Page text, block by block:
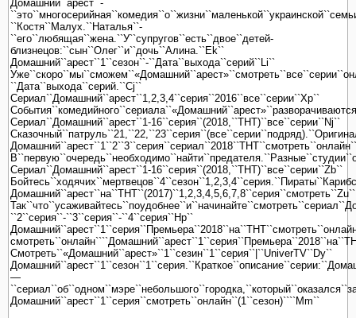
Домашний``арест``-
``Костя``Малух.``Наталья``-
``его``любящая``жена.``У``супругов``есть``двое``детей-
близнецов:``сын``Олег``и``дочь``Алина.``Ek``
Домашний``арест``1``сезон``-``Дата``выхода``серий``Li``
``Дата``выхода``серий.``Cj``
Сериал``Домашний``арест``1,2,3,4``серия``2016``все``серии``Xp``
Сериал``Домашний``арест``1-16``серия``(2018,``ТНТ)``все``серии``Nj``
Сериал``Домашний``арест``1-16``серия``(2018,``ТНТ)``все``серии``Zb``
Домашний``арест``на``ТНТ``(2017)``1,2,3,4,5,6,7,8``серия``смотреть``Zu``
``2``серия``-``3``серия``-``4``серия``Hp``
Смотреть``«Домашний``арест»``1``сезин``1``серия``|``UniverTV``Dy``
—
Домашний``арест``1``серия``смотреть``онлайн``(1``сезон)````Mm``